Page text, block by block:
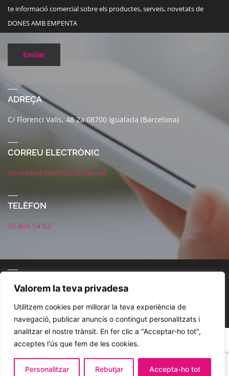
Valorem la teva privadesa
Utilitzem cookies per millorar la teva experiència de
navegació, publicar anuncis o contingut personalitzats i
analitzar el nostre trànsit. En fer clic a "Acceptar-ho tot",
acceptes l'ús que fem de les cookies.
Personalitzar Rebutjar Accepta-ho tot
te informació comercial sobre els productes, serveis, novetats de
DONES AMB EMPENTA
Enviar
ADREÇA
C/ Florenci Valls, 48 2a 08700 Igualada (Barcelona)
CORREU ELECTRÒNIC
donesambempenta@dae.cat
TELÈFON
93 804 54 82
POLÍTICA DE XARXES SOCIALSAVÍS LEGALPOLÍTICA DE PRIVACITAT
© 2021. DAE. Dones amb Empenta . Disseny Jordi Magaña